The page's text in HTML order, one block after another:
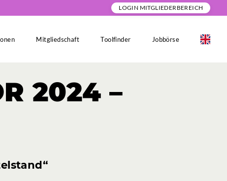
LOGIN MITGLIEDERBEREICH
Mitgliedschaft Toolfinder Jobbörse
2024 –